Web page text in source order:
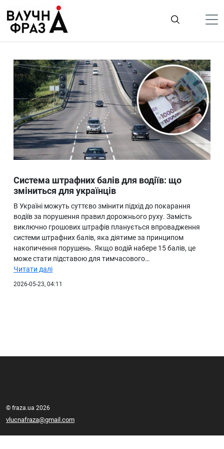
содержимому
Гроші
Життя
Лайфстайл
ТехноНаука
Людина
Ukraine
Про нас
Система штрафних балів для водіїв: що
зміниться для українців
В Україні можуть суттєво змінити підхід до покарання
водіїв за порушення правил дорожнього руху. Замість
виключно грошових штрафів планується впровадження
системи штрафних балів, яка діятиме за принципом
накопичення порушень. Якщо водій набере 15 балів, це
може стати підставою для тимчасового…
Читати далі
2026-05-23, 04:11
© fraza.ua 2026
vlucnafraza@gmail.com